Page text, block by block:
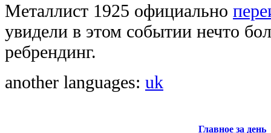
Металлист 1925 официально
увидели в этом событии нечто
ребрендинг.
another languages: uk
Главное за день